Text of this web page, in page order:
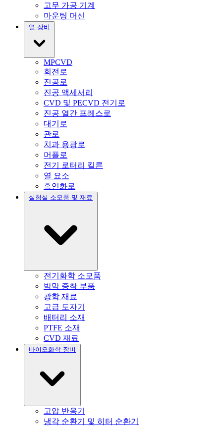
고무 가공 기계
마운팅 머신
열 장비
MPCVD
회전로
진공로
진공 액세서리
CVD 및 PECVD 전기로
진공 열간 프레스로
대기로
관로
치과 용광로
머플로
전기 로터리 킬른
열 요소
흑연화로
실험실 소모품 및 재료
전기화학 소모품
박막 증착 부품
광학 재료
고급 도자기
배터리 소재
PTFE 소재
CVD 재료
바이오화학 장비
고압 반응기
냉각 순환기 및 히터 순환기